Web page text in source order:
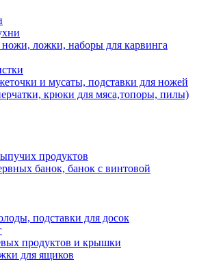
ложки, наборы для карвинга
и мусаты, подставки для ножей
крюки для мяса,топоры, пилы)
продуктов
банок, банок с винтовой
подставки для досок
продуктов и крышки
для ящиков